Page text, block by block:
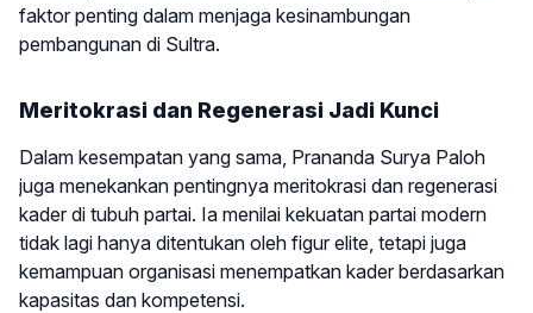
faktor penting dalam menjaga kesinambungan
pembangunan di Sultra.
Meritokrasi dan Regenerasi Jadi Kunci
Dalam kesempatan yang sama, Prananda Surya Paloh
juga menekankan pentingnya meritokrasi dan regenerasi
kader di tubuh partai. Ia menilai kekuatan partai modern
tidak lagi hanya ditentukan oleh figur elite, tetapi juga
kemampuan organisasi menempatkan kader berdasarkan
kapasitas dan kompetensi.